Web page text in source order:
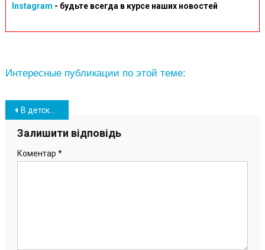
Instagram - будьте всегда в курсе наших новостей
Интересные публикации по этой теме:
Навігація
записів
В детском саду Южного «поселились» новые мультяшные герои (фото)
Залишити відповідь
Коментар *